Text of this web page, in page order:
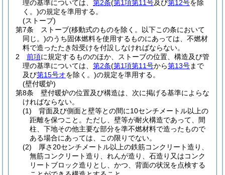
理の基準については、 第2条(第1項第11号及び第12号を除
く。)の規定を準用する。
(ストーブ)
第7条
ストーブ(移動式のものを除く。以下この条において
同じ。)のうち固体燃料を使用するものにあっては、不燃材
料で造ったたき殻受けを付設しなければならない。
2
前項に規定するもののほか、ストーブの位置、構造及び管
理の基準については、 第2条(第1項第11号から第13号まで
及び第15号オを除く。)の規定を準用する。
(壁付暖炉)
第8条
壁付暖炉の位置及び構造は、次に掲げる基準によらな
ければならない。
(1)
背面及び側面と壁等との間に10センチメートル以上の
距離を保つこと。 ただし、壁等が耐火構造であって、間
柱、下地その他主要な部分を準不燃材料で造ったもので
ある場合にあっては、この限りでない。
(2)
厚さ20センチメートル以上の鉄筋コンクリート造り、
無筋コンクリート造り、れんが造り、石造り又はコンク
リートブロック造りとし、かつ、背面の状況を点検する